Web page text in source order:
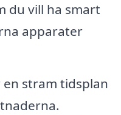
du vill ha smart
apparater
en stram tidsplan